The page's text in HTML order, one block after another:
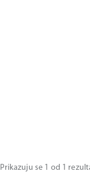
Prikazuju se 1 od 1